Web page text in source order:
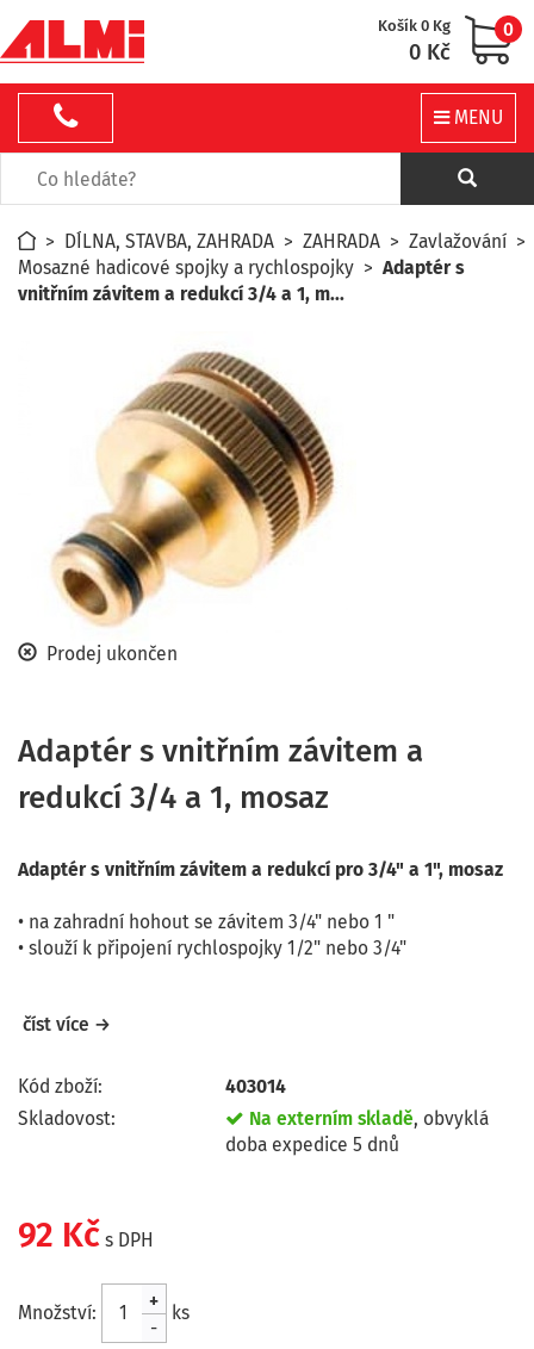
Košík 0 Kg
0 Kč
0
MENU
> DÍLNA, STAVBA, ZAHRADA > ZAHRADA > Zavlažování >
Mosazné hadicové spojky a rychlospojky > Adaptér s
vnitřním závitem a redukcí 3/4 a 1, m...
Prodej ukončen
Adaptér s vnitřním závitem a
redukcí 3/4 a 1, mosaz
Adaptér s vnitřním závitem a redukcí pro 3/4" a 1", mosaz
• na zahradní hohout se závitem 3/4" nebo 1 "
• slouží k připojení rychlospojky 1/2" nebo 3/4"
číst více →
Kód zboží:
403014
Skladovost:
Na externím skladě, obvyklá
doba expedice 5 dnů
92 Kč s DPH
Množství:
-
+
ks